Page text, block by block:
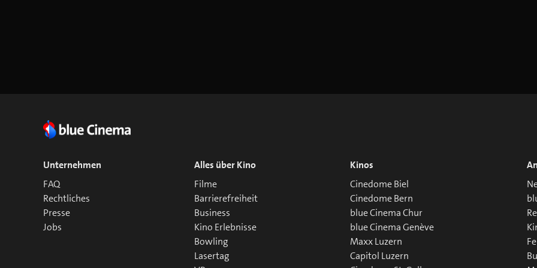
Unternehmen
FAQ
Rechtliches
Presse
Jobs
Alles über Kino
Filme
Barrierefreiheit
Business
Kino Erlebnisse
Bowling
Lasertag
Kinos
Cinedome Biel
Cinedome Bern
blue Cinema Chur
blue Cinema Genève
Maxx Luzern
Capitol Luzern